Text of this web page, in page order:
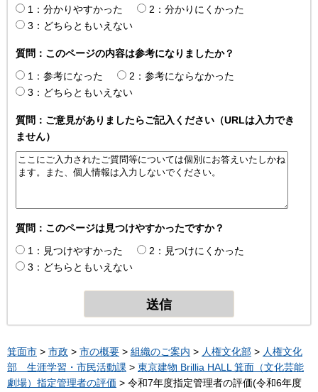
1：分かりやすかった
2：分かりにくかった
3：どちらともいえない
質問：このページの内容は参考になりましたか？
1：参考になった
2：参考にならなかった
3：どちらともいえない
質問：ご意見がありましたらご記入ください（URLは入力でき
ません）
質問：このページは見つけやすかったですか？
1：見つけやすかった
2：見つけにくかった
3：どちらともいえない
箕面市 > 市政 > 市の概要 > 組織のご案内 > 人権文化部 > 人権文化
部 生涯学習・市民活動課 > 東京建物 Brillia HALL 箕面（文化芸能
劇場）指定管理者の評価 > 令和7年度指定管理者の評価(令和6年度